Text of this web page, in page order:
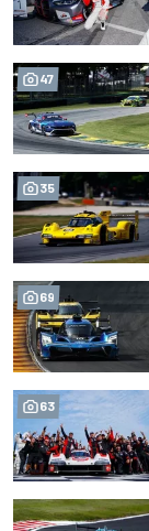
47
35
69
63